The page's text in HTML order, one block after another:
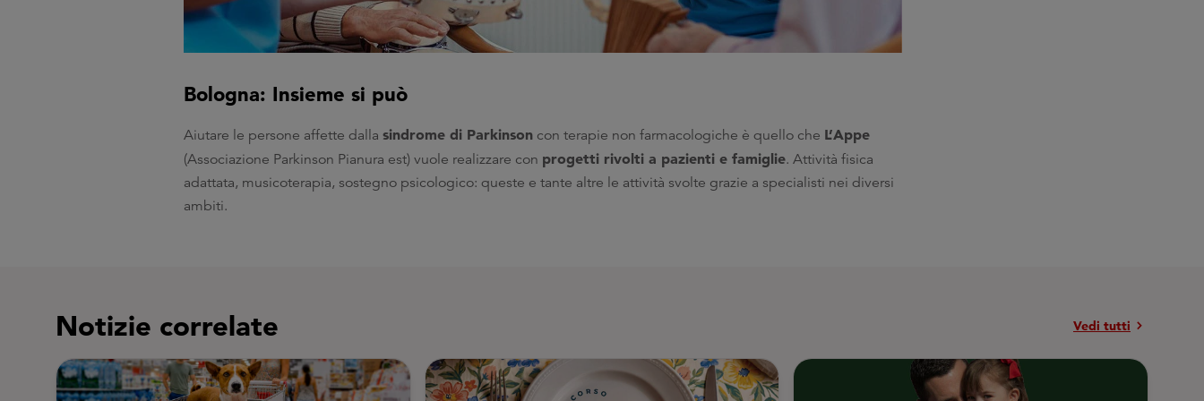
Bologna: Insieme si può
Aiutare le persone affette dalla sindrome di Parkinson con terapie non farmacologiche è quello che L’Appe
(Associazione Parkinson Pianura est) vuole realizzare con progetti rivolti a pazienti e famiglie. Attività fisica
adattata, musicoterapia, sostegno psicologico: queste e tante altre le attività svolte grazie a specialisti nei diversi
ambiti.
Notizie correlate Vedi tutti chevron_right